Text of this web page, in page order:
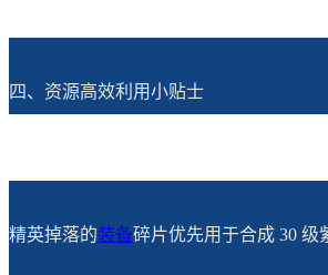
四、资源高效利用小贴士
精英掉落的装备碎片优先用于合成 30 级